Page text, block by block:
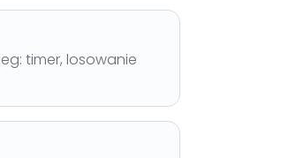
timer, losowanie